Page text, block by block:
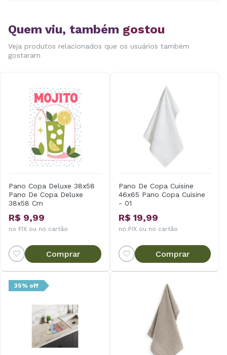
Quem viu, também gostou
Veja produtos relacionados que os usuários também
gostaram
Pano Copa Deluxe 38x58
Pano De Copa Deluxe
38x58 Cm
R$ 9,99
no PIX ou no cartão
Comprar
Pano De Copa Cuisine
46x65 Pano Copa Cuisine
- 01
R$ 19,99
no PIX ou no cartão
Comprar
35% off